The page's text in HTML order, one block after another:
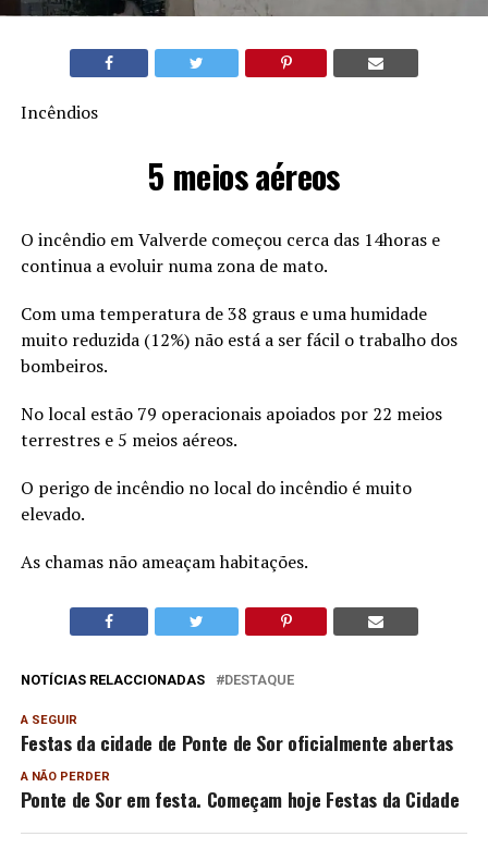
Incêndios
5 meios aéreos
O incêndio em Valverde começou cerca das 14horas e
continua a evoluir numa zona de mato.
Com uma temperatura de 38 graus e uma humidade
muito reduzida (12%) não está a ser fácil o trabalho dos
bombeiros.
No local estão 79 operacionais apoiados por 22 meios
terrestres e 5 meios aéreos.
O perigo de incêndio no local do incêndio é muito
elevado.
As chamas não ameaçam habitações.
NOTÍCIAS RELACCIONADAS DESTAQUE
A SEGUIR
Festas da cidade de Ponte de Sor oficialmente abertas
A NÃO PERDER
Ponte de Sor em festa. Começam hoje Festas da Cidade